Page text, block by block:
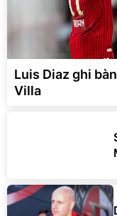
Luis Diaz ghi
Villa